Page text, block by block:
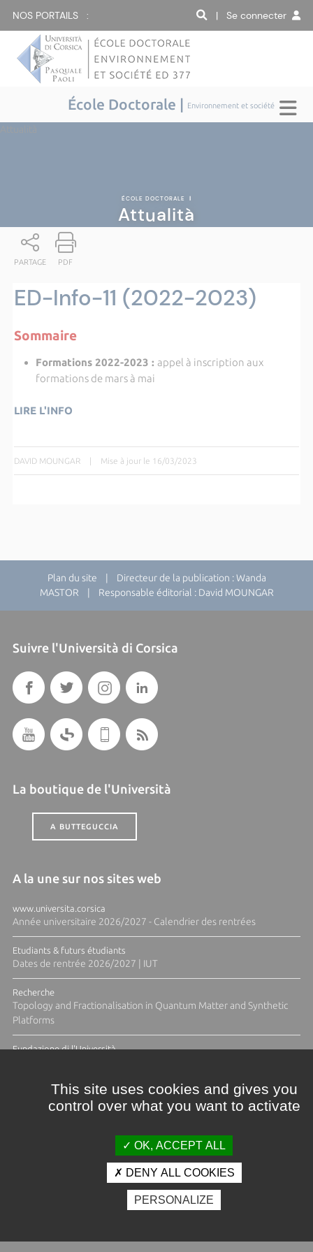
NOS PORTAILS : | Se connecter
École Doctorale | Environnement et société
ÉCOLE DOCTORALE |
Attualità
PARTAGE PDF
ED-Info-11 (2022-2023)
Sommaire
Formations 2022-2023 : appel à inscription aux
formations de mars à mai
LIRE L'INFO
DAVID MOUNGAR | Mise à jour le 16/03/2023
Plan du site | Directeur de la publication : Wanda
MASTOR | Responsable éditorial : David MOUNGAR
Suivre l'Università di Corsica
La boutique de l'Università
A BUTTEGUCCIA
A la une sur nos sites web
www.universita.corsica
Année universitaire 2026/2027 - Calendrier des rentrées
Etudiants & futurs étudiants
Dates de rentrée 2026/2027 | IUT
Recherche
Topology and Fractionalisation in Quantum Matter and Synthetic
Platforms
Fundazione di l'Università
Crédits et mentions légales
Espace presse
Photothèque
This site uses cookies and gives you
control over what you want to activate
OK, ACCEPT ALL
DENY ALL COOKIES
PERSONALIZE